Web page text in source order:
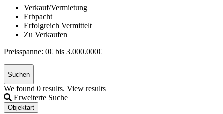
Verkauf/Vermietung
Erbpacht
Erfolgreich Vermittelt
Zu Verkaufen
Preisspanne: 0€ bis 3.000.000€
Suchen
We found 0 results. View results
Erweiterte Suche
Objektart